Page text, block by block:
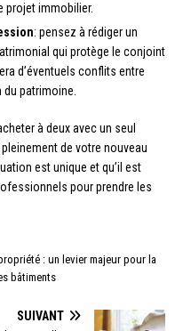
projet immobilier.
: pensez à rédiger un
qui protège le conjoint
d’éventuels conflits entre
patrimoine.
à deux avec un seul
de votre nouveau
est unique et qu’il est
pour prendre les
: un levier majeur pour la
bâtiments
SUIVANT